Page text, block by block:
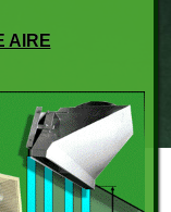
AIRE